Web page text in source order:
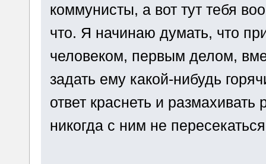
коммунисты, а вот тут тебя
что. Я начинаю думать, что
человеком, первым делом,
задать ему какой-нибудь
ответ краснеть и
никогда с ним не